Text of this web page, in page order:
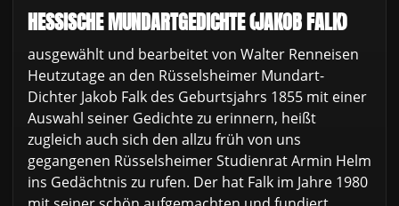
HESSISCHE MUNDARTGEDICHTE (JAKOB FALK)
ausgewählt und bearbeitet von Walter Renneisen
Heutzutage an den Rüsselsheimer Mundart-
Dichter Jakob Falk des Geburtsjahrs 1855 mit einer
Auswahl seiner Gedichte zu erinnern, heißt
zugleich auch sich den allzu früh von uns
gegangenen Rüsselsheimer Studienrat Armin Helm
ins Gedächtnis zu rufen. Der hat Falk im Jahre 1980